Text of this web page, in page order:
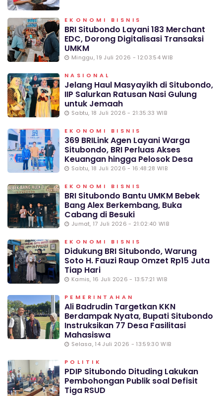
EKONOMI BISNIS
BRI Situbondo Layani 183 Merchant
EDC, Dorong Digitalisasi Transaksi
UMKM
Minggu, 19 Juli 2026 - 12:03:54 WIB
NASIONAL
Jelang Haul Masyayikh di Situbondo,
IIP Salurkan Ratusan Nasi Gulung
untuk Jemaah
Sabtu, 18 Juli 2026 - 21:35:33 WIB
EKONOMI BISNIS
369 BRILink Agen Layani Warga
Situbondo, BRI Perluas Akses
Keuangan hingga Pelosok Desa
Sabtu, 18 Juli 2026 - 16:48:28 WIB
EKONOMI BISNIS
BRI Situbondo Bantu UMKM Bebek
Bang Alex Berkembang, Buka
Cabang di Besuki
Jumat, 17 Juli 2026 - 21:02:40 WIB
EKONOMI BISNIS
Didukung BRI Situbondo, Warung
Soto H. Fauzi Raup Omzet Rp15 Juta
Tiap Hari
Kamis, 16 Juli 2026 - 13:57:21 WIB
PEMERINTAHAN
Ali Badrudin Targetkan KKN
Berdampak Nyata, Bupati Situbondo
Instruksikan 77 Desa Fasilitasi
Mahasiswa
Selasa, 14 Juli 2026 - 13:59:30 WIB
POLITIK
PDIP Situbondo Dituding Lakukan
Pembohongan Publik soal Defisit
Tiga RSUD